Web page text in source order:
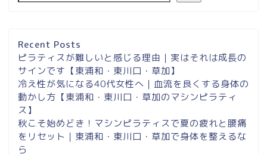
Recent Posts
ピラティスが難しいと感じる理由｜実はそれは成長の
サインです【東浦和・東川口・草加】
冷え性が気になる40代女性へ｜血流を良くする身体の
動かし方【東浦和・東川口・草加のマシンピラティ
ス】
秋こそ始めどき！マシンピラティスで夏の疲れと腰痛
をリセット｜東浦和・東川口・草加で身体を整えるな
ら
内
東浦和スタジオ予約
東浦和｜大人女性のための
マシンピラティススタジオ